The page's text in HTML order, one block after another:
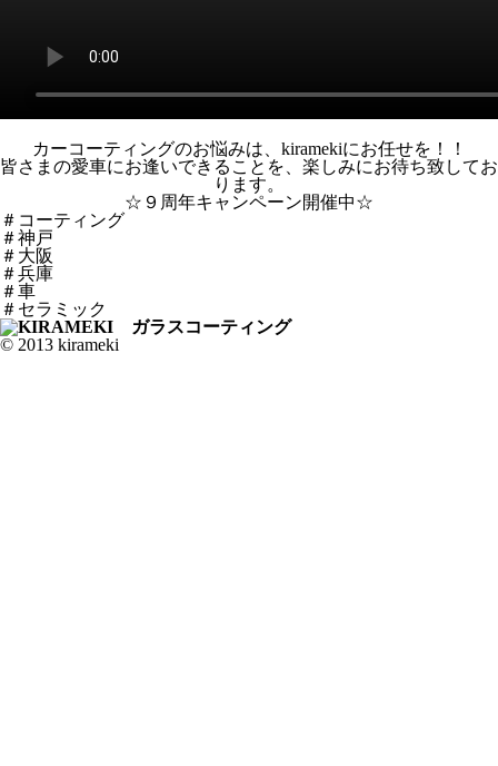
カーコーティングのお悩みは、kiramekiにお任せを！！
皆さまの愛車にお逢いできることを、楽しみにお待ち致してお
ります。
☆９周年キャンペーン開催中☆
＃コーティング
＃神戸
＃大阪
＃兵庫
＃車
＃セラミック
© 2013 kirameki